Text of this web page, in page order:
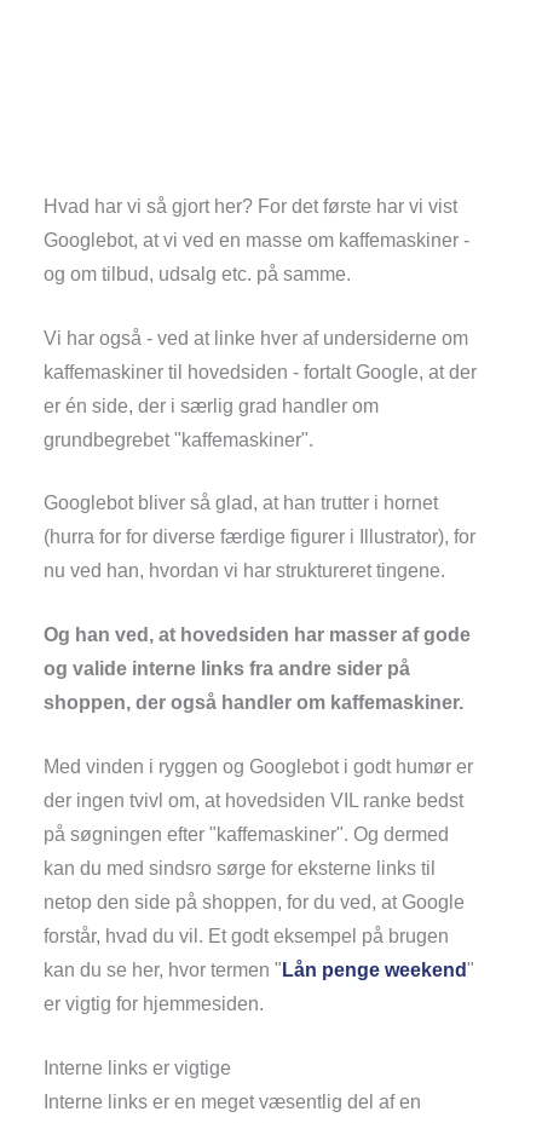
Hvad har vi så gjort her? For det første har vi vist
Googlebot, at vi ved en masse om kaffemaskiner -
og om tilbud, udsalg etc. på samme.
Vi har også - ved at linke hver af undersiderne om
kaffemaskiner til hovedsiden - fortalt Google, at der
er én side, der i særlig grad handler om
grundbegrebet "kaffemaskiner".
Googlebot bliver så glad, at han trutter i hornet
(hurra for for diverse færdige figurer i Illustrator), for
nu ved han, hvordan vi har struktureret tingene.
Og han ved, at hovedsiden har masser af gode
og valide interne links fra andre sider på
shoppen, der også handler om kaffemaskiner.
Med vinden i ryggen og Googlebot i godt humør er
der ingen tvivl om, at hovedsiden VIL ranke bedst
på søgningen efter "kaffemaskiner". Og dermed
kan du med sindsro sørge for eksterne links til
netop den side på shoppen, for du ved, at Google
forstår, hvad du vil. Et godt eksempel på brugen
kan du se her, hvor termen " Lån penge weekend"
er vigtig for hjemmesiden.
Interne links er vigtige
Interne links er en meget væsentlig del af en